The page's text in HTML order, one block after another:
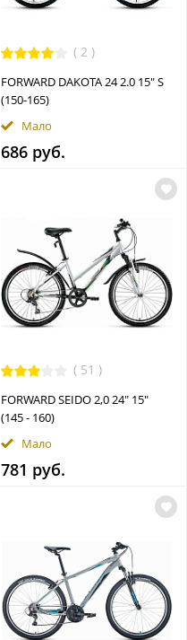
(2 )
FORWARD DAKOTA 24 2.0 15" S
(150-165)
Мало
686 руб.
(51 )
FORWARD SEIDO 2,0 24" 15"
(145 - 160)
Мало
781 руб.